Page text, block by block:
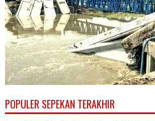
POPULER SEPEKAN TERAKHIR